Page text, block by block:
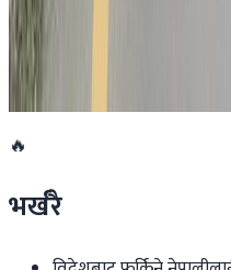
🔥
भर्खरै